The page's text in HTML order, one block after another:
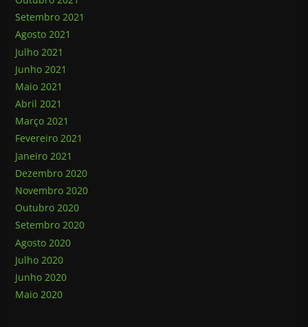
Setembro 2021
Agosto 2021
Julho 2021
Junho 2021
Maio 2021
Abril 2021
Março 2021
Fevereiro 2021
Janeiro 2021
Dezembro 2020
Novembro 2020
Outubro 2020
Setembro 2020
Agosto 2020
Julho 2020
Junho 2020
Maio 2020